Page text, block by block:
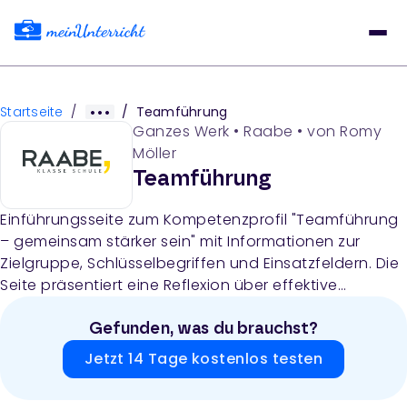
Startseite / / Teamführung
Ganzes Werk • Raabe • von Romy
Möller
Teamführung
Einführungsseite zum Kompetenzprofil "Teamführung
– gemeinsam stärker sein" mit Informationen zur
Zielgruppe, Schlüsselbegriffen und Einsatzfeldern. Die
Seite präsentiert eine Reflexion über effektive
Gestaltung von Teamprozessen.
Gefunden, was du brauchst?
Jetzt 14 Tage kostenlos testen